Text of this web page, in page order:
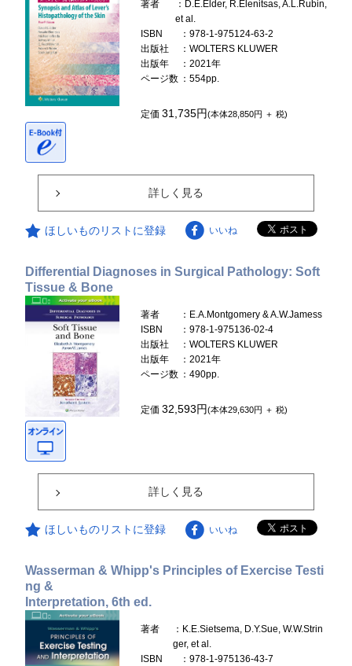
著者
：D.E.Elder, R.Elenitsas, A.L.Rubin,
et al.
ISBN
：978-1-975124-63-2
出版社
：WOLTERS KLUWER
出版年
：2021年
ページ数 ：554pp.
定価31,735円(本体28,850円 ＋ 税)
詳しく見る
ほしいものリストに登録 いいね
Differential Diagnoses in Surgical Pathology: Soft
Tissue & Bone
著者
：E.A.Montgomery & A.W.Jamess
ISBN
：978-1-975136-02-4
出版社
：WOLTERS KLUWER
出版年
：2021年
ページ数 ：490pp.
定価32,593円(本体29,630円 ＋ 税)
詳しく見る
ほしいものリストに登録 いいね
Wasserman & Whipp's Principles of Exercise Testi
ng &
Interpretation, 6th ed.
著者
：K.E.Sietsema, D.Y.Sue, W.W.Strin
ger, et al.
ISBN
：978-1-975136-43-7